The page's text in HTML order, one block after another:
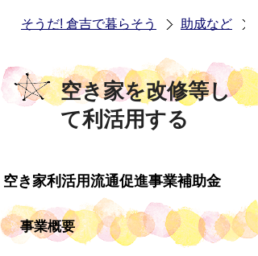
そうだ! 倉吉で暮らそう 助成など
空き家を改修等し
て利活用する
空き家利活用流通促進事業補助金
事業概要